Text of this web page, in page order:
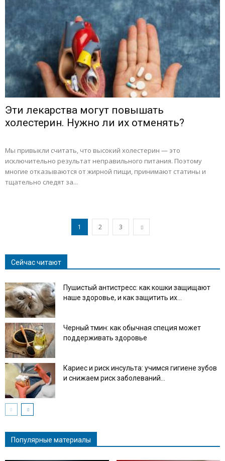
Эти лекарства могут повышать
холестерин. Нужно ли их отменять?
Мы привыкли считать, что высокий холестерин — это
исключительно результат неправильного питания. Поэтому
многие отказываются от жирной пищи, принимают статины и
тщательно следят за...
1 2 3
Сейчас читают
Пушистый антистресс: как кошки защищают
наше здоровье, и как защитить их...
Черный тмин: как обычная специя может
поддерживать здоровье
Кариес и риск инсульта: учимся гигиене зубов
и снижаем риск заболеваний...
Популярные материалы